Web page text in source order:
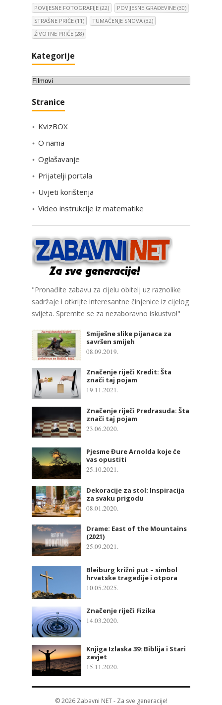
a
POVIJESNE FOTOGRAFIJE (22) POVIJESNE GRAĐEVINE (30)
STRAŠNE PRIČE (11) TUMAČENJE SNOVA (32)
ŽIVOTNE PRIČE (28)
Kategorije
K
t
g
o
i
j
Stranice
KvizBOX
O nama
Oglašavanje
Prijatelji portala
Uvjeti korištenja
Video instrukcije iz matematike
"Pronađite zabavu za cijelu obitelj uz raznolike
sadržaje i otkrijte interesantne činjenice iz cijelog
svijeta. Spremite se za nezaboravno iskustvo!"
Smiješne slike pijanaca za
savršen smijeh
08.09.2019.
Značenje riječi Kredit: Šta
znači taj pojam
19.11.2021.
Značenje riječi Predrasuda: Šta
znači taj pojam
23.06.2020.
Pjesme Đure Arnolda koje će
vas opustiti
25.10.2021.
Dekoracije za stol: Inspiracija
za svaku prigodu
08.01.2020.
Drame: East of the Mountains
(2021)
25.09.2021.
Bleiburg križni put – simbol
hrvatske tragedije i otpora
10.05.2025.
Značenje riječi Fizika
14.03.2020.
Knjiga Izlaska 39: Biblija i Stari
zavjet
15.11.2020.
© 2026 Zabavni NET- Za sve generacije!